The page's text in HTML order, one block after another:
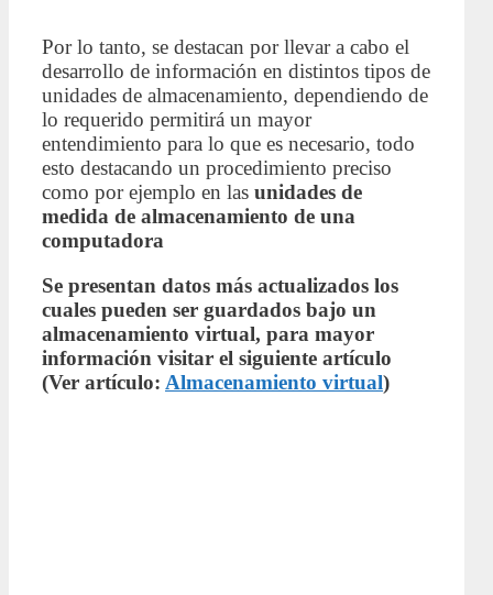
Por lo tanto, se destacan por llevar a cabo el
desarrollo de información en distintos tipos de
unidades de almacenamiento, dependiendo de
lo requerido permitirá un mayor
entendimiento para lo que es necesario, todo
esto destacando un procedimiento preciso
como por ejemplo en las unidades de
medida de almacenamiento de una
computadora
Se presentan datos más actualizados los
cuales pueden ser guardados bajo un
almacenamiento virtual, para mayor
información visitar el siguiente artículo
(Ver artículo: Almacenamiento virtual)